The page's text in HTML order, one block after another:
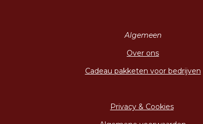
Algemeen
Over ons
Cadeau pakketen voor bedrijven
Privacy & Cookies